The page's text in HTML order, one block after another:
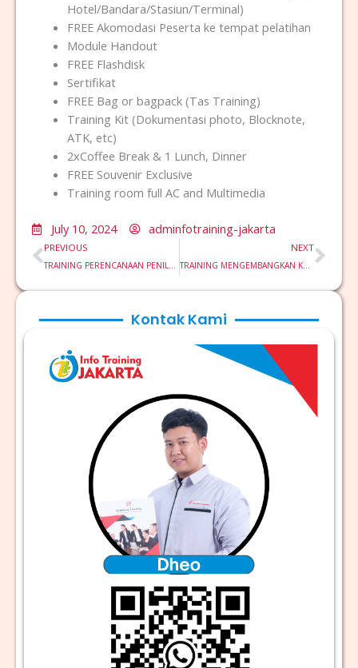
Hotel/Bandara/Stasiun/Terminal)
FREE Akomodasi Peserta ke tempat pelatihan
Module Handout
FREE Flashdisk
Sertifikat
FREE Bag or bagpack (Tas Training)
Training Kit (Dokumentasi photo, Blocknote,
ATK, etc)
2xCoffee Break & 1 Lunch, Dinner
FREE Souvenir Exclusive
Training room full AC and Multimedia
July 10, 2024 adminfotraining-jakarta
Prev
PREVIOUS
TRAINING PERENCANAAN PENILAIAN KINERJA
NEXT
TRAINING MENGEMBANGKAN KEMAMPUAN BERPIKIR KRITIS
Kontak Kami